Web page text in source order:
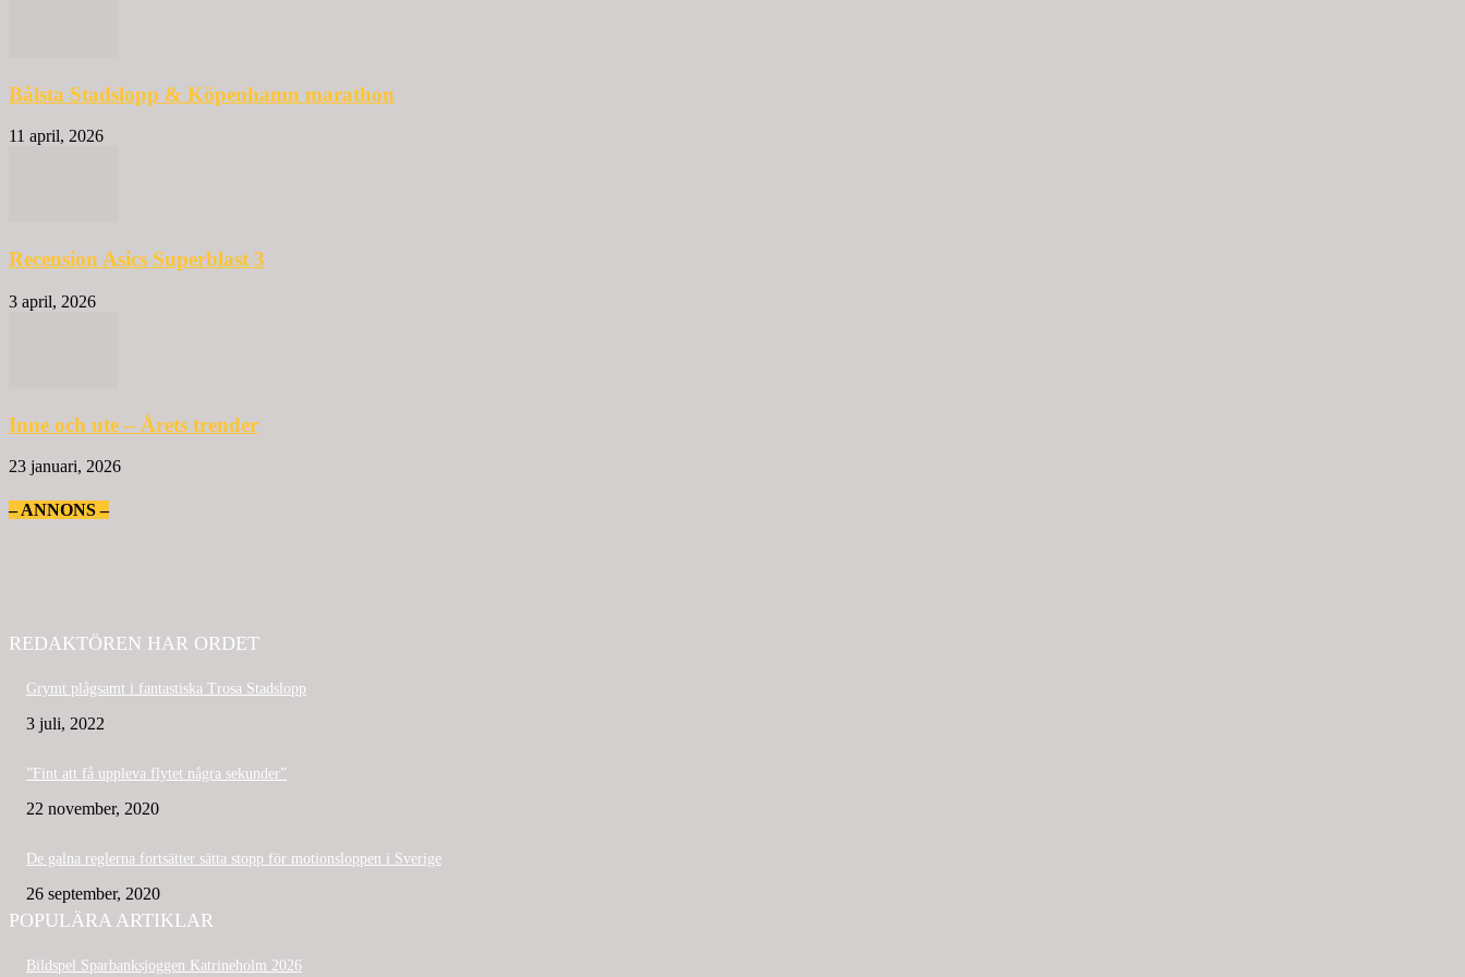
Bålsta Stadslopp & Köpenhamn marathon
11 april, 2026
Recension Asics Superblast 3
3 april, 2026
Inne och ute – Årets trender
23 januari, 2026
– ANNONS –
REDAKTÖREN HAR ORDET
Grymt plågsamt i fantastiska Trosa Stadslopp
3 juli, 2022
”Fint att få uppleva flytet några sekunder”
22 november, 2020
De galna reglerna fortsätter sätta stopp för motionsloppen i Sverige
26 september, 2020
POPULÄRA ARTIKLAR
Bildspel Sparbanksjoggen Katrineholm 2026